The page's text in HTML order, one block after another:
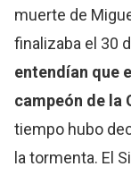
muerte de
finalizaba el 30
entendían que
campeón de la
tiempo hubo
la tormenta. El